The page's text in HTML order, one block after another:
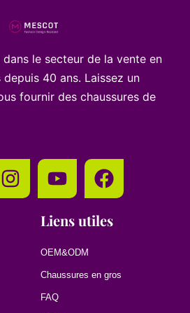
le secteur de la vente en
40 ans. Laissez un
fournir des chaussures de
Liens utiles
OEM&ODM
Chaussures en gros
FAQ